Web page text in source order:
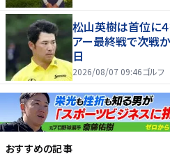
松山英樹は首位に
アー最終戦で次戦
日
2026/08/07 09:46ゴルフ
おすすめの記事